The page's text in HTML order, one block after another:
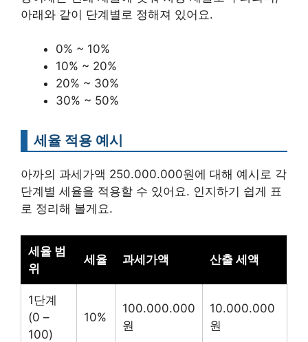
아래와 같이 단계별로 정해져 있어요.
0% ~ 10%
10% ~ 20%
20% ~ 30%
30% ~ 50%
세율 적용 예시
아까의 과세가액 250.000.000원에 대해 예시로 각
단계별 세율을 적용할 수 있어요. 인지하기 쉽게 표
로 정리해 볼게요.
세율 범
위
세율 과세가액 산출 세액
1단계
(0 –
100)
10%
100.000.000
원
10.000.000
원